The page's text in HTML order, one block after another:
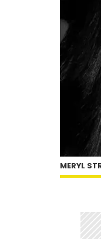
MERYL